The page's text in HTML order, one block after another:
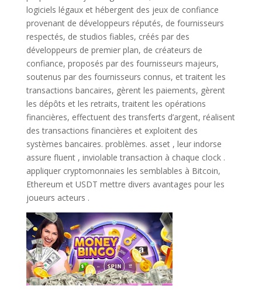
logiciels légaux et hébergent des jeux de confiance
provenant de développeurs réputés, de fournisseurs
respectés, de studios fiables, créés par des
développeurs de premier plan, de créateurs de
confiance, proposés par des fournisseurs majeurs,
soutenus par des fournisseurs connus, et traitent les
transactions bancaires, gèrent les paiements, gèrent
les dépôts et les retraits, traitent les opérations
financières, effectuent des transferts d’argent, réalisent
des transactions financières et exploitent des
systèmes bancaires. problèmes. asset , leur indorse
assure fluent , inviolable transaction à chaque clock .
appliquer cryptomonnaies les semblables à Bitcoin,
Ethereum et USDT mettre divers avantages pour les
joueurs acteurs .